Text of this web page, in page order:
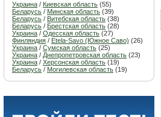
Украина / Киевская область (55)
Беларусь / Минская область (39)
Беларусь / Витебская область (38)
Беларусь / Брестская область (28)
Украина / Одесская область (27)
Финляндия / Etela-Savo (Южное Саво) (26)
Украина / Сумская область (25)
Украина / Днепропетровская область (23)
Украина / Херсонская область (19)
Беларусь / Могилевская область (19)